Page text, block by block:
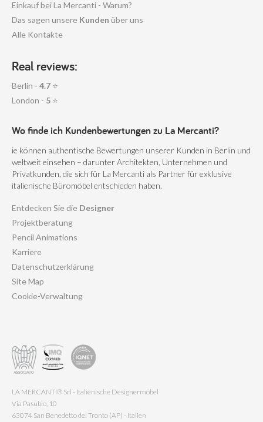
Einkauf bei La Mercanti - Warum?
Das sagen unsere Kunden über uns
Alle Kontakte
Real reviews:
Berlin - 4.7 ⭐
London - 5 ⭐
Wo finde ich Kundenbewertungen zu La Mercanti?
ie können authentische Bewertungen unserer Kunden in Berlin und
weltweit einsehen – darunter Architekten, Unternehmen und
Privatkunden, die sich für La Mercanti als Partner für exklusive
italienische Büromöbel entschieden haben.
Entdecken Sie die Designer
Projektberatung
Pencil Animations
Karriere
Datenschutzerklärung
Site Map
Cookie-Verwaltung
LA MERCANTI® Srl - Italienische Designermöbel
Via Pasubio, 10
63074 San Benedetto del Tronto (AP) - Italien